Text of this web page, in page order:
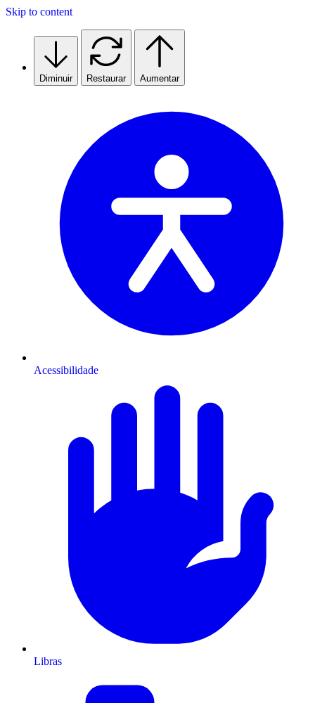
Skip to content
Diminuir Restaurar Aumentar
Acessibilidade
Libras